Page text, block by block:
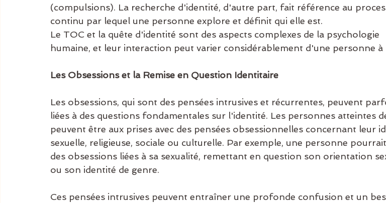
(compulsions). La recherche d'identité, d'autre part, fait référence au
continu par lequel une personne explore et définit qui elle est.
Le TOC et la quête d'identité sont des aspects complexes de la psychologie
humaine, et leur interaction peut varier considérablement d'une personne à
Les Obsessions et la Remise en Question Identitaire
Les obsessions, qui sont des pensées intrusives et récurrentes, peuvent
liées à des questions fondamentales sur l'identité. Les personnes atteintes
peuvent être aux prises avec des pensées obsessionnelles concernant leur
sexuelle, religieuse, sociale ou culturelle. Par exemple, une personne
des obsessions liées à sa sexualité, remettant en question son orientation
ou son identité de genre.
Ces pensées intrusives peuvent entraîner une profonde confusion et un